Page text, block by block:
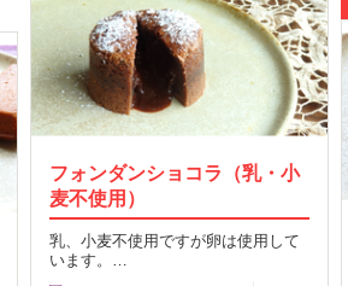
フォンダンショコラ（乳・小
麦不使用）
乳、小麦不使用ですが卵は使用して
います。…